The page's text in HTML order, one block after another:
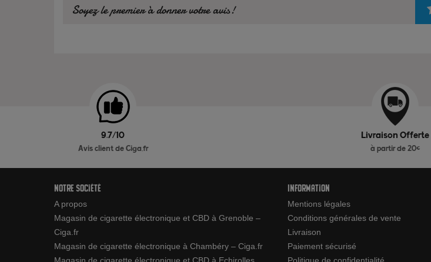
Soyez le premier à donner votre avis!
9.7/10
Avis client de Ciga.fr
Livraison Offerte
à partir de 20€
Notre société
A propos
Magasin de cigarette électronique et CBD à Grenoble –
Ciga.fr
Magasin de cigarette électronique à Chambéry – Ciga.fr
Information
Mentions légales
Conditions générales de vente
Livraison
Paiement sécurisé